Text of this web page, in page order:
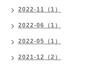
2022-11（1）
2022-06（1）
2022-05（1）
2021-12（2）